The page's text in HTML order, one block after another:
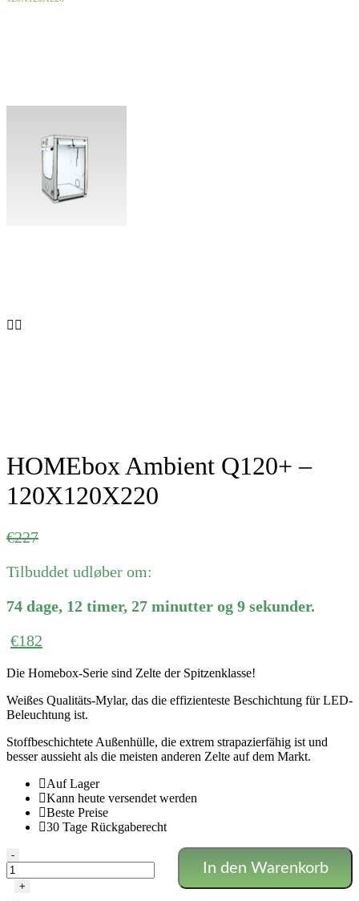
HOMEbox Ambient Q120+ –
120X120X220
Ursprünglicher
war:
€227Aktueller
ist:
Tilbuddet udløber om:
74 dage, 12 timer, 27 minutter og 9 sekunder.
€182
Die Homebox-Serie sind Zelte der Spitzenklasse!
Weißes Qualitäts-Mylar, das die effizienteste Beschichtung für LED-
Beleuchtung ist.
Stoffbeschichtete Außenhülle, die extrem strapazierfähig ist und
besser aussieht als die meisten anderen Zelte auf dem Markt.
Auf Lager
Kann heute versendet werden
Beste Preise
30 Tage Rückgaberecht
HOMEbox
Ambient
Q120+
-
+
In den Warenkorb